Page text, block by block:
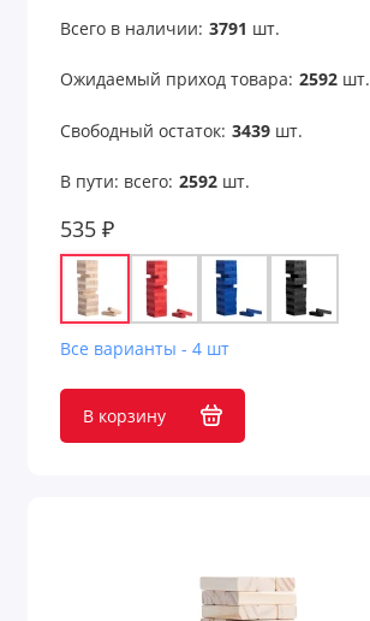
Всего в наличии: 3791 шт.
Ожидаемый приход товара: 2592шт.
Свободный остаток: 3439шт.
В пути: всего: 2592шт.
535 ₽
Все варианты - 4 шт
В корзину